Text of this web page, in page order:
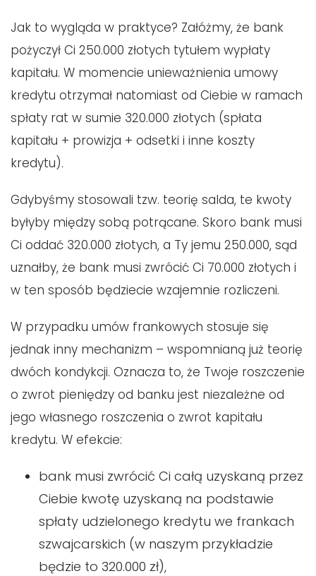
Jak to wygląda w praktyce? Załóżmy, że bank
pożyczył Ci 250.000 złotych tytułem wypłaty
kapitału. W momencie unieważnienia umowy
kredytu otrzymał natomiast od Ciebie w ramach
spłaty rat w sumie 320.000 złotych (spłata
kapitału + prowizja + odsetki i inne koszty
kredytu).
Gdybyśmy stosowali tzw. teorię salda, te kwoty
byłyby między sobą potrącane. Skoro bank musi
Ci oddać 320.000 złotych, a Ty jemu 250.000, sąd
uznałby, że bank musi zwrócić Ci 70.000 złotych i
w ten sposób będziecie wzajemnie rozliczeni.
W przypadku umów frankowych stosuje się
jednak inny mechanizm – wspomnianą już teorię
dwóch kondykcji. Oznacza to, że Twoje roszczenie
o zwrot pieniędzy od banku jest niezależne od
jego własnego roszczenia o zwrot kapitału
kredytu. W efekcie:
bank musi zwrócić Ci całą uzyskaną przez
Ciebie kwotę uzyskaną na podstawie
spłaty udzielonego kredytu we frankach
szwajcarskich (w naszym przykładzie
będzie to 320.000 zł),